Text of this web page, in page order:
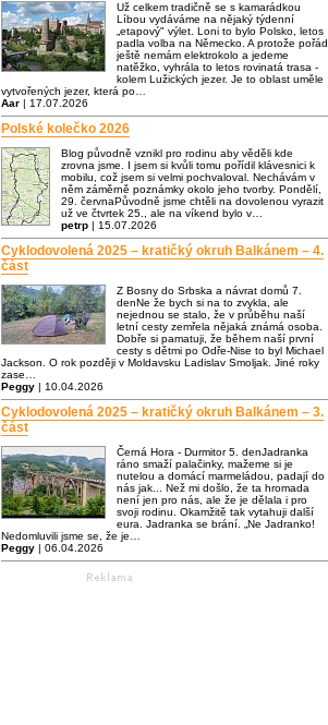
Už celkem tradičně se s kamarádkou
Líbou vydáváme na nějaký týdenní
„etapový" výlet. Loni to bylo Polsko, letos
padla volba na Německo. A protože pořád
ještě nemám elektrokolo a jedeme
natěžko, vyhrála to letos rovinatá trasa -
kolem Lužických jezer. Je to oblast uměle
vytvořených jezer, která po…
Aar | 17.07.2026
Polské kolečko 2026
Blog původně vznikl pro rodinu aby věděli kde
zrovna jsme. I jsem si kvůli tomu pořídil klávesnici k
mobilu, což jsem si velmi pochvaloval. Nechávám v
něm záměrně poznámky okolo jeho tvorby. Pondělí,
29. červnaPůvodně jsme chtěli na dovolenou vyrazit
už ve čtvrtek 25., ale na víkend bylo v…
petrp | 15.07.2026
Cyklodovolená 2025 – kratičký okruh Balkánem – 4.
část
Z Bosny do Srbska a návrat domů 7.
denNe že bych si na to zvykla, ale
nejednou se stalo, že v průběhu naší
letní cesty zemřela nějaká známá osoba.
Dobře si pamatuji, že během naší první
cesty s dětmi po Odře-Nise to byl Michael
Jackson. O rok později v Moldavsku Ladislav Smoljak. Jiné roky
zase…
Peggy | 10.04.2026
Cyklodovolená 2025 – kratičký okruh Balkánem – 3.
část
Černá Hora - Durmitor 5. denJadranka
ráno smaží palačinky, mažeme si je
nutelou a domácí marmeládou, padají do
nás jak... Než mi došlo, že ta hromada
není jen pro nás, ale že je dělala i pro
svoji rodinu. Okamžitě tak vytahuji další
eura. Jadranka se brání. „Ne Jadranko!
Nedomluvili jsme se, že je…
Peggy | 06.04.2026